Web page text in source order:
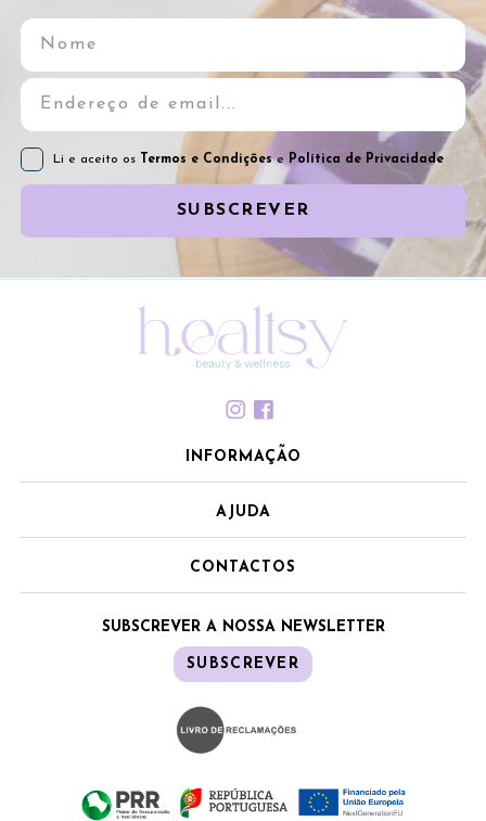
Li e aceito os Termos e Condiçõese Política de Privacidade
SUBSCREVER
INFORMAÇÃO
AJUDA
CONTACTOS
SUBSCREVER A NOSSA NEWSLETTER
SUBSCREVER